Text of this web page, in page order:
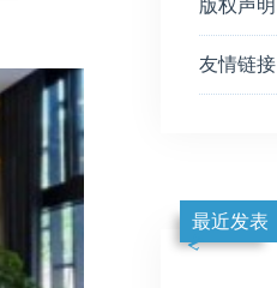
版权声明
友情链接
最近发表